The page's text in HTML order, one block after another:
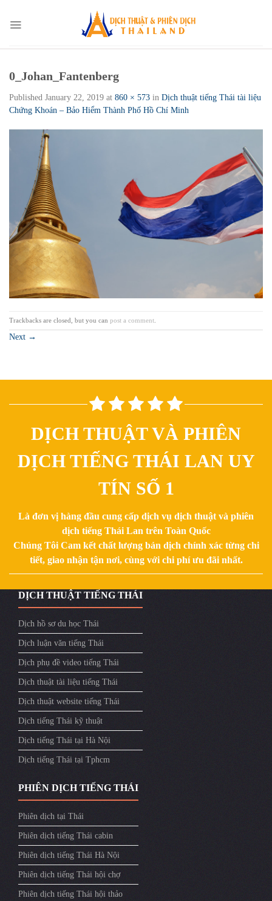
content
0_Johan_Fantenberg
Published January 22, 2019 at 860 × 573 in Dịch thuật tiếng Thái tài liệu
Chứng Khoán – Bảo Hiểm Thành Phố Hồ Chí Minh
Trackbacks are closed, but you can post a comment
Next →
DỊCH THUẬT VÀ PHIÊN
DỊCH TIẾNG THÁI LAN UY
TÍN SỐ 1
Là đơn vị hàng đầu cung cấp dịch vụ dịch thuật và phiên
dịch tiếng Thái Lan trên Toàn Quốc
Chúng Tôi Cam kết chất lượng bản dịch chính xác từng chi
tiết, giao nhận tận nơi, cùng với chi phí ưu đãi nhất.
DỊCH THUẬT TIẾNG THÁI
Dịch hồ sơ du học Thái
Dịch luận văn tiếng Thái
Dịch phụ đề video tiếng Thái
Dịch thuật tài liệu tiếng Thái
Dịch thuật website tiếng Thái
Dịch tiếng Thái kỹ thuật
Dịch tiếng Thái tại Hà Nội
Dịch tiếng Thái tại Tphcm
PHIÊN DỊCH TIẾNG THÁI
Phiên dịch tại Thái
Phiên dịch tiếng Thái cabin
Phiên dịch tiếng Thái Hà Nội
Phiên dịch tiếng Thái hội chợ
Phiên dịch tiếng Thái hội thảo